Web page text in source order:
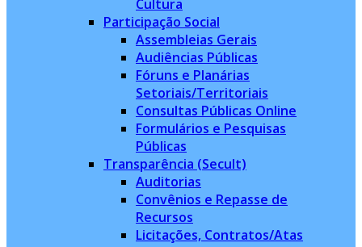
Cultura
Participação Social
Assembleias Gerais
Audiências Públicas
Fóruns e Planárias
Setoriais/Territoriais
Consultas Públicas Online
Formulários e Pesquisas
Públicas
Transparência (Secult)
Auditorias
Convênios e Repasse de
Recursos
Licitações, Contratos/Atas